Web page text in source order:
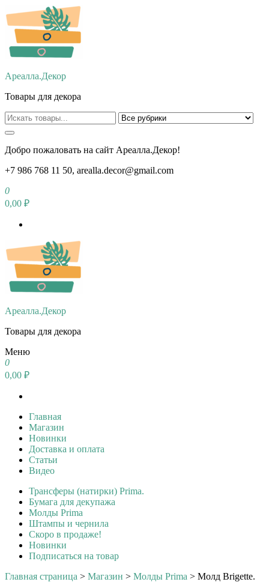
Перейти
к
содержимому
Ареалла.Декор
Товары для декора
Добро пожаловать на сайт Ареалла.Декор!
+7 986 768 11 50, arealla.decor@gmail.com
0
0,00 ₽
Ареалла.Декор
Товары для декора
Меню
0
0,00 ₽
Главная
Магазин
Новинки
Доставка и оплата
Статьи
Видео
Трансферы (натирки) Prima.
Бумага для декупажа
Молды Prima
Штампы и чернила
Скоро в продаже!
Новинки
Подписаться на товар
Главная страница > Магазин > Молды Prima > Молд Brigette.